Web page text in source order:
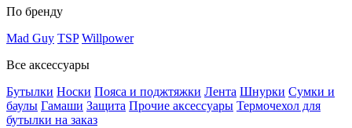
По бренду
Mad Guy TSP Willpower
Все аксессуары
Бутылки Носки Пояса и поджтяжки Лента Шнурки Сумки и
баулы Гамаши Защита Прочие аксессуары Термочехол для
бутылки на заказ